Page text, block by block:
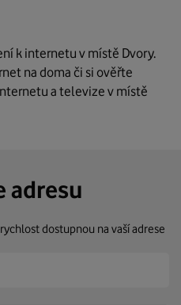
k internetu v místě Dvory.
na doma či si ověřte
a televize v místě
adresu
dostupnou na vaší adrese